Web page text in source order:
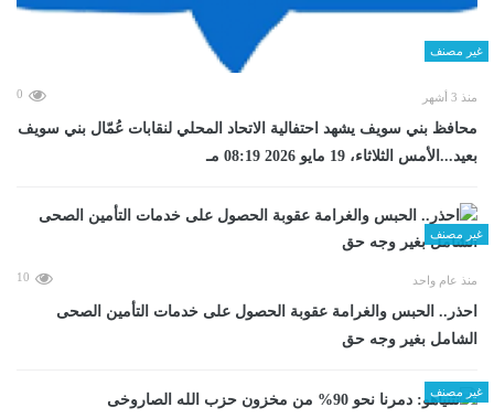
غير مصنف
منذ 3 أشهر 0
محافظ بني سويف يشهد احتفالية الاتحاد المحلي لنقابات عُمّال بني سويف
بعيد...الأمس الثلاثاء، 19 مايو 2026 08:19 مـ
غير مصنف
منذ عام واحد 10
احذر.. الحبس والغرامة عقوبة الحصول على خدمات التأمين الصحى
الشامل بغير وجه حق
غير مصنف